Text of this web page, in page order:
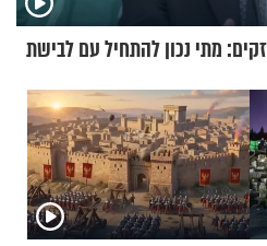
מתי נכון להתחיל עם לבישת